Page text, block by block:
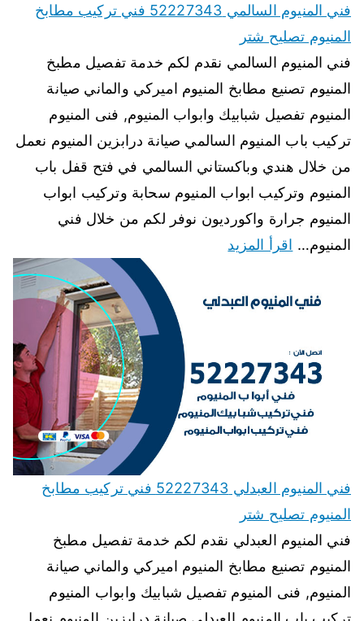
فني المنيوم السالمي 52227343 فني تركيب مطابخ
المنيوم تصليح شتر
فني المنيوم السالمي نقدم لكم خدمة تفصيل مطبخ
المنيوم تصنيع مطابخ المنيوم اميركي والماني صيانة
المنيوم تفصيل شبابيك وابواب المنيوم, فنى المنيوم
تركيب باب المنيوم السالمي صيانة درابزين المنيوم نعمل
من خلال هندي وباكستاني السالمي في فتح قفل باب
المنيوم وتركيب ابواب المنيوم سحابة وتركيب ابواب
المنيوم جرارة واكورديون نوفر لكم من خلال فني
المنيوم… اقرأ المزيد
فني المنيوم العبدلي 52227343 فني تركيب مطابخ
المنيوم تصليح شتر
فني المنيوم العبدلي نقدم لكم خدمة تفصيل مطبخ
المنيوم تصنيع مطابخ المنيوم اميركي والماني صيانة
المنيوم, فنى المنيوم تفصيل شبابيك وابواب المنيوم